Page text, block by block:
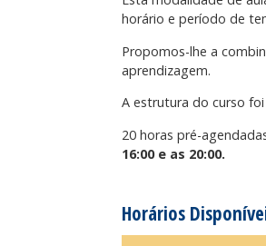
horário e período de
Propomos-lhe a
aprendizagem.
A estrutura do curso
20 horas pré-
16:00 e as 20:00.
Horários